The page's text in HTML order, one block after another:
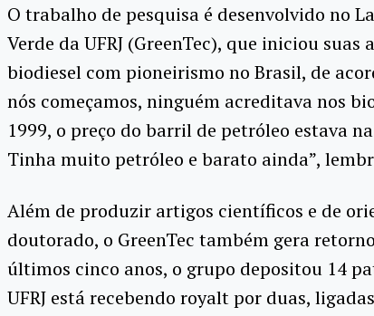
O trabalho de pesquisa é desenvolvido no
Verde da UFRJ (GreenTec), que iniciou suas
biodiesel com pioneirismo no Brasil, de
nós começamos, ninguém acreditava nos
1999, o preço do barril de petróleo estava
Tinha muito petróleo e barato ainda”,
Além de produzir artigos científicos e de
doutorado, o GreenTec também gera
últimos cinco anos, o grupo depositou 14
UFRJ está recebendo royalt por duas,